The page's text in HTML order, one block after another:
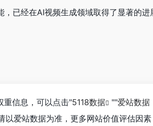
已经在AI视频生成领域取得了显著的进
重信息，可以点击"5118数据 ""爱站数据
以爱站数据为准，更多网站价值评估因素